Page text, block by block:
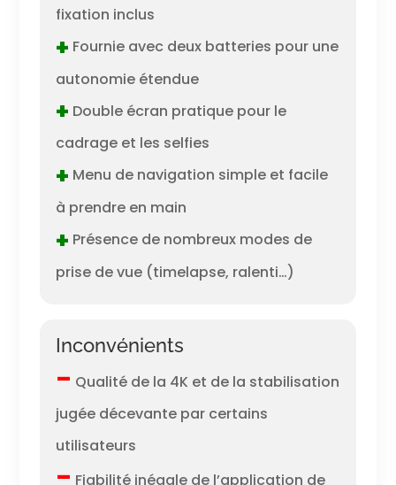
fixation inclus
+ Fournie avec deux batteries pour une
autonomie étendue
+ Double écran pratique pour le
cadrage et les selfies
+ Menu de navigation simple et facile
à prendre en main
+ Présence de nombreux modes de
prise de vue (timelapse, ralenti…)
Inconvénients
– Qualité de la 4K et de la stabilisation
jugée décevante par certains
utilisateurs
– Fiabilité inégale de l’application de